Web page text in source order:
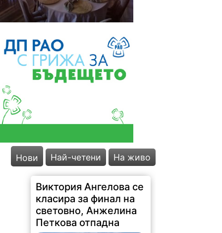
Нови Най-четени На живо
Виктория Ангелова се
класира за финал на
световно, Анжелина
Петкова отпадна